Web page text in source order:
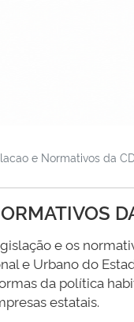
e Normativos da
e os
e Urbano do
da política
estatais.